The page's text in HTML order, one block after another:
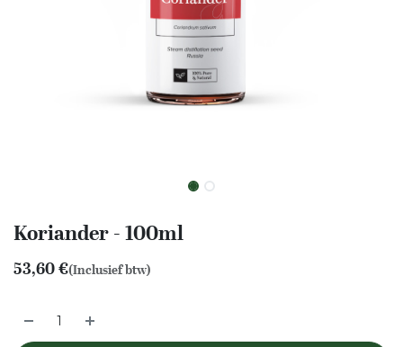
Koriander - 100ml
53,60€(Inclusief btw)